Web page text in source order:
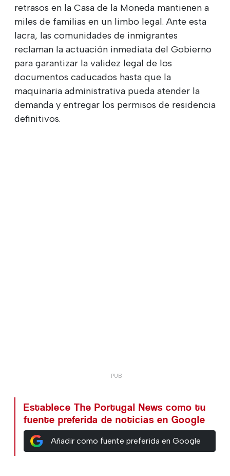
retrasos en la Casa de la Moneda mantienen a
miles de familias en un limbo legal. Ante esta
lacra, las comunidades de inmigrantes
reclaman la actuación inmediata del Gobierno
para garantizar la validez legal de los
documentos caducados hasta que la
maquinaria administrativa pueda atender la
demanda y entregar los permisos de residencia
definitivos.
Establece The Portugal News como tu
fuente preferida de noticias en Google
Añadir como fuente preferida en Google